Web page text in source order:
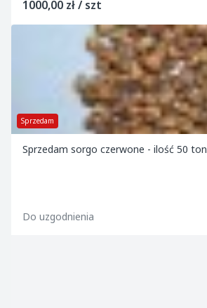
1000,00 zł / szt
Sprzedam
Sprzedam sorgo czerwone - ilość 50 ton
Do uzgodnienia